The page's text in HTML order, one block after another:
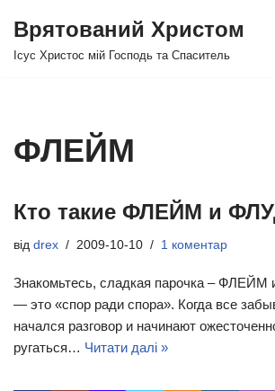
Перейти
Врятований Христом
Ісус Христос мій Господь та Спаситель
ФЛЕЙМ
Кто такие ФЛЕЙМ и
від drex 2009-10-10 1 коментар
Знакомьтесь, сладкая парочка –
— это «спор ради спора». Когда все
начался разговор и начинают
ругаться… Читати далі »